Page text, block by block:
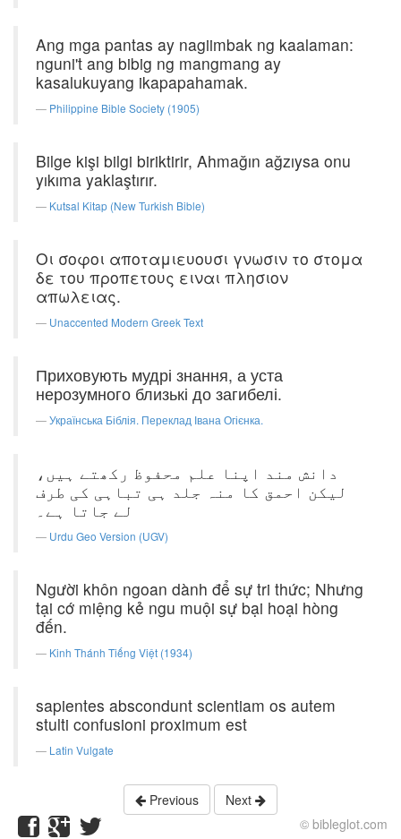
Ang mga pantas ay nagiimbak ng kaalaman:
nguni't ang bibig ng mangmang ay
kasalukuyang ikapapahamak.
Philippine Bible Society (1905)
Bilge kişi bilgi biriktirir, Ahmağın ağzıysa onu
yıkıma yaklaştırır.
Kutsal Kitap (New Turkish Bible)
Οι σοφοι αποταμιευουσι γνωσιν το στομα
δε του προπετους ειναι πλησιον
απωλειας.
Unaccented Modern Greek Text
Приховують мудрі знання, а уста
нерозумного близькі до загибелі.
Українська Біблія. Переклад Івана Огієнка.
دانش مند اپنا علم محفوظ رکھتے ہیں،
لیکن احمق کا منہ جلد ہی تباہی کی طرف
لے جاتا ہے۔
Urdu Geo Version (UGV)
Người khôn ngoan dành để sự tri thức; Nhưng
tại cớ miệng kẻ ngu muội sự bại hoại hòng
đến.
Kinh Thánh Tiếng Việt (1934)
sapientes abscondunt scientiam os autem
stulti confusioni proximum est
Latin Vulgate
Previous
Next
© bibleglot.com